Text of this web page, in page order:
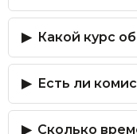
Какой курс
Есть ли
Сколько